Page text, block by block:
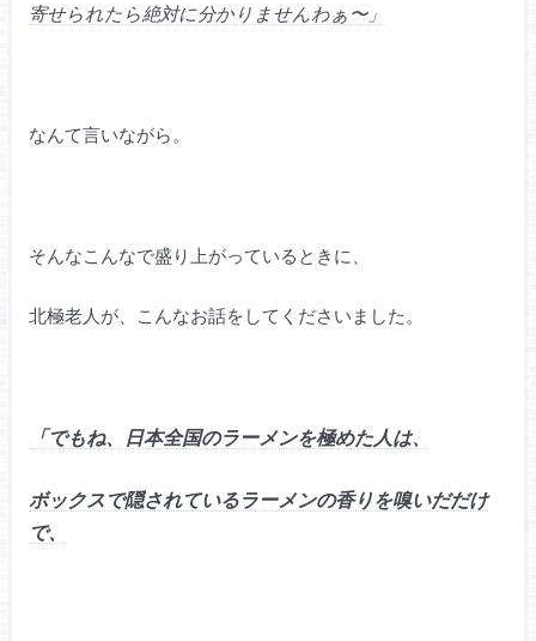
寄せられたら絶対に分かりませんわぁ〜」
なんて言いながら。
そんなこんなで盛り上がっているときに、
北極老人が、こんなお話をしてくださいました。
「でもね、日本全国のラーメンを極めた人は、
ボックスで隠されているラーメンの香りを嗅いだだけ
で、